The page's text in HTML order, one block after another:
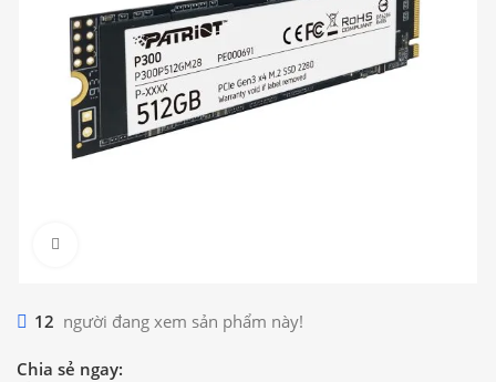
12 người đang xem sản phẩm này!
Chia sẻ ngay: